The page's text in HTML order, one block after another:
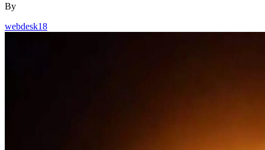
By
webdesk18